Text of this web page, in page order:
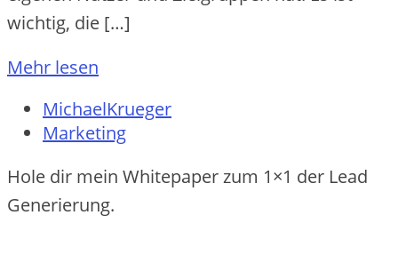
wichtig, die‬ […]
Mehr lesen
MichaelKrueger
Marketing
Hole dir mein Whitepaper zum 1×1 der Lead
Generierung.